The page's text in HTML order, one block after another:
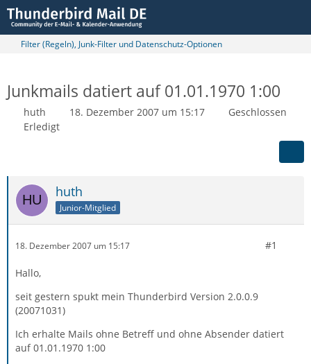
Filter (Regeln), Junk-Filter und Datenschutz-Optionen
Junkmails datiert auf 01.01.1970 1:00
huth 18. Dezember 2007 um 15:17
Geschlossen
Erledigt
huth
Junior-Mitglied
18. Dezember 2007 um 15:17 #1
Hallo,
seit gestern spukt mein Thunderbird Version 2.0.0.9
(20071031)
Ich erhalte Mails ohne Betreff und ohne Absender datiert
auf 01.01.1970 1:00